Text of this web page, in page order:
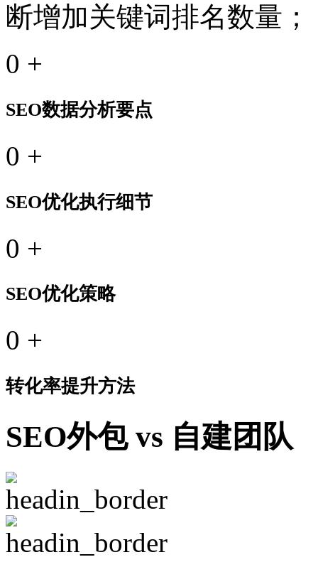
断增加关键词排名数量；
0 +
SEO数据分析要点
0 +
SEO优化执行细节
0 +
SEO优化策略
0 +
转化率提升方法
SEO外包 vs 自建团队